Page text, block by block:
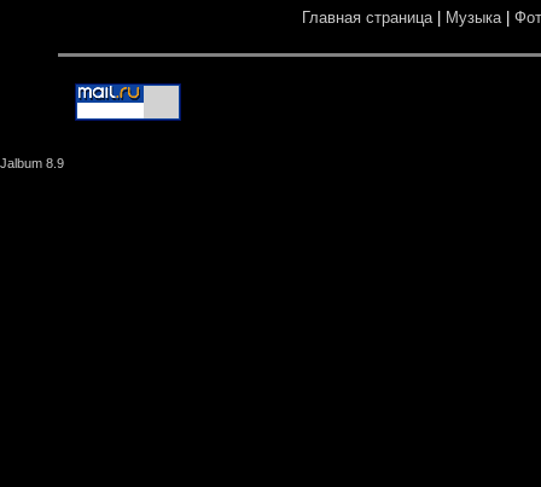
Главная страница| Музыка|
Jalbum 8.9